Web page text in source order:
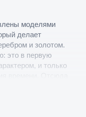
моделями
делает
и золотом.
это в первую
и только
и ремешки